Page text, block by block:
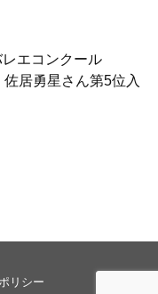
エコンクール
居勇星さん第5位入
リシー